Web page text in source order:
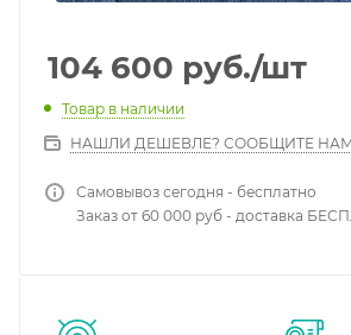
104 600 руб./шт
Товар в наличии
НАШЛИ ДЕШЕВЛЕ? СООБЩИТЕ
Самовывоз сегодня - бесплатно
Заказ от 60 000 руб - доставка